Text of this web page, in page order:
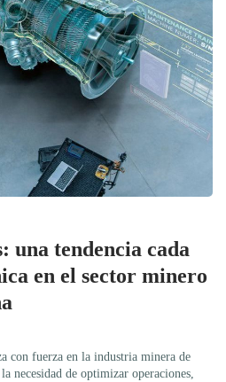
una tendencia cada
en el sector minero
con fuerza en la industria minera de
necesidad de optimizar operaciones,